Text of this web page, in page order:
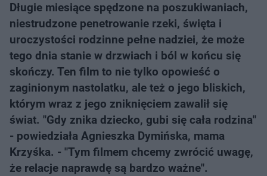
Długie miesiące spędzone na poszukiwaniach,
niestrudzone penetrowanie rzeki, święta i
uroczystości rodzinne pełne nadziei, że może
tego dnia stanie w drzwiach i ból w końcu się
skończy. Ten film to nie tylko opowieść o
zaginionym nastolatku, ale też o jego bliskich,
którym wraz z jego zniknięciem zawalił się
świat. "Gdy znika dziecko, gubi się cała rodzina"
- powiedziała Agnieszka Dymińska, mama
Krzyśka. - "Tym filmem chcemy zwrócić uwagę,
że relacje naprawdę są bardzo ważne".